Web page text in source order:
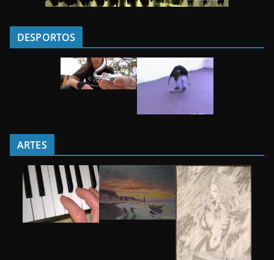
DESPORTOS
ARTES